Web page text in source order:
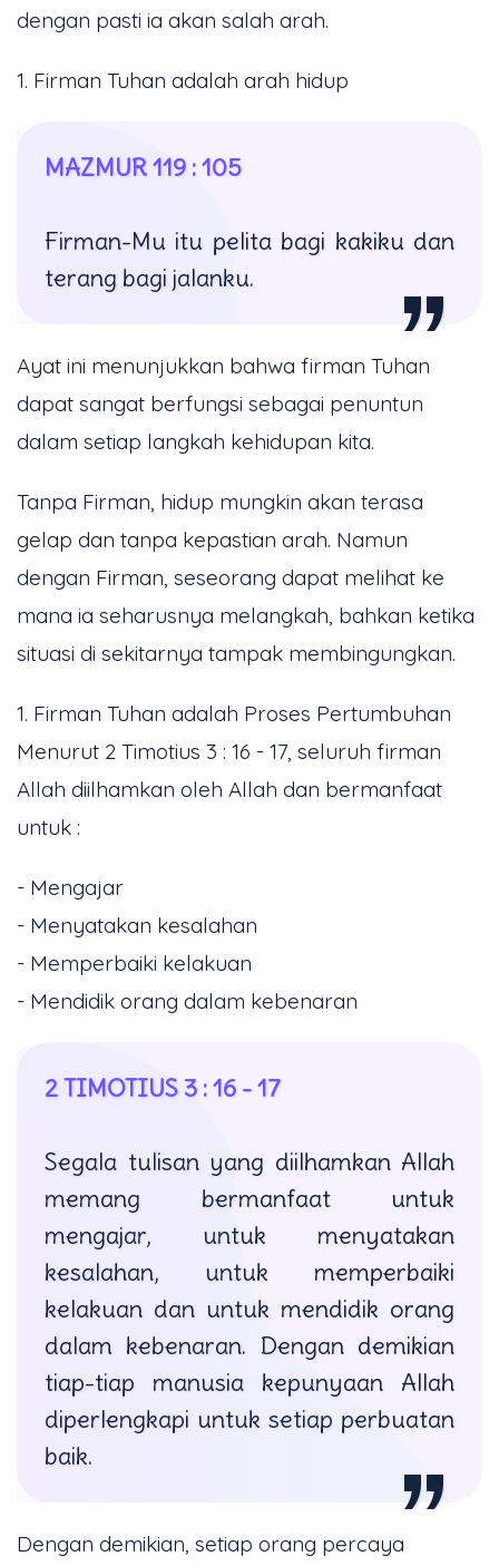
dengan pasti ia akan salah arah.
1. Firman Tuhan adalah arah hidup
MAZMUR 119 : 105
Firman-Mu itu pelita bagi kakiku dan
terang bagi jalanku.
Ayat ini menunjukkan bahwa firman Tuhan
dapat sangat berfungsi sebagai penuntun
dalam setiap langkah kehidupan kita.
Tanpa Firman, hidup mungkin akan terasa
gelap dan tanpa kepastian arah. Namun
dengan Firman, seseorang dapat melihat ke
mana ia seharusnya melangkah, bahkan ketika
situasi di sekitarnya tampak membingungkan.
1. Firman Tuhan adalah Proses Pertumbuhan
Menurut 2 Timotius 3 : 16 - 17, seluruh firman
Allah diilhamkan oleh Allah dan bermanfaat
untuk :
- Mengajar
- Menyatakan kesalahan
- Memperbaiki kelakuan
- Mendidik orang dalam kebenaran
2 TIMOTIUS 3 : 16 - 17
Segala tulisan yang diilhamkan Allah
memang bermanfaat untuk
mengajar, untuk menyatakan
kesalahan, untuk memperbaiki
kelakuan dan untuk mendidik orang
dalam kebenaran. Dengan demikian
tiap-tiap manusia kepunyaan Allah
diperlengkapi untuk setiap perbuatan
baik.
Dengan demikian, setiap orang percaya